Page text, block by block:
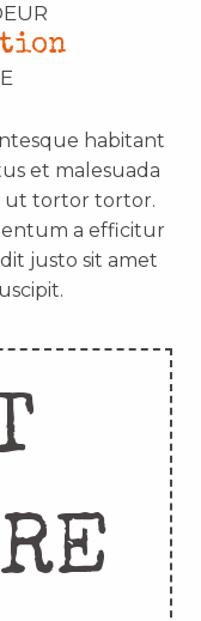
habitant
et malesuada
ut tortor tortor.
a efficitur
justo sit amet